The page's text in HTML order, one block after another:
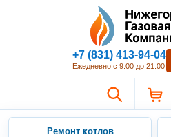
+7 (831) 413-94-04
Ежедневно с 9:00 до 21:00
Ремонт котлов